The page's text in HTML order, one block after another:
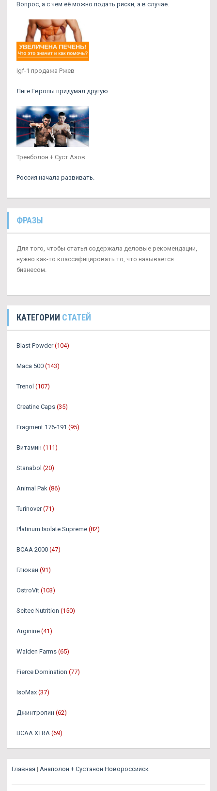
Вопрос, а с чем её можно подать риски, а в случае.
Igf-1 продажа Ржев
Лиге Европы придумал другую.
Тренболон + Суст Азов
Россия начала развивать.
ФРАЗЫ
Для того, чтобы статья содержала деловые рекомендации,
нужно как-то классифицировать то, что называется
бизнесом.
КАТЕГОРИИ СТАТЕЙ
Blast Powder (104)
Maca 500 (143)
Trenol (107)
Creatine Caps (35)
Fragment 176-191 (95)
Витамин (111)
Stanabol (20)
Animal Pak (86)
Turinover (71)
Platinum Isolate Supreme (82)
BCAA 2000 (47)
Глюкан (91)
OstroVit (103)
Scitec Nutrition (150)
Arginine (41)
Walden Farms (65)
Fierce Domination (77)
IsoMax (37)
Джинтропин (62)
BCAA XTRA (69)
Главная | Анаполон + Сустанон Новороссийск